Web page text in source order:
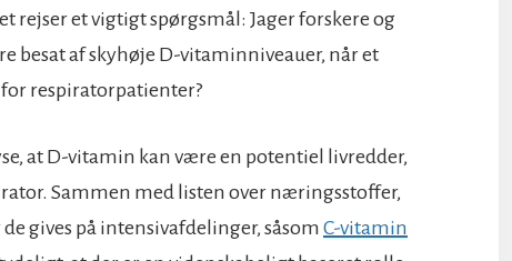
rejser et vigtigt spørgsmål: Jager forskere og
besat af skyhøje D-vitaminniveauer, når et
respiratorpatienter?
at D-vitamin kan være en potentiel livredder,
Sammen med listen over næringsstoffer,
gives på intensivafdelinger, såsom C-vitamin